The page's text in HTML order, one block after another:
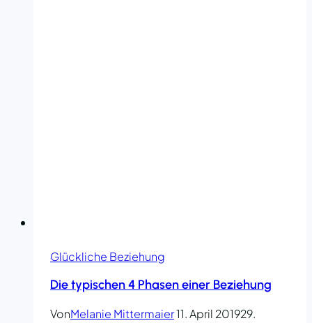
Glückliche Beziehung
Die typischen 4 Phasen einer Beziehung
VonMelanie Mittermaier11. April 201929.